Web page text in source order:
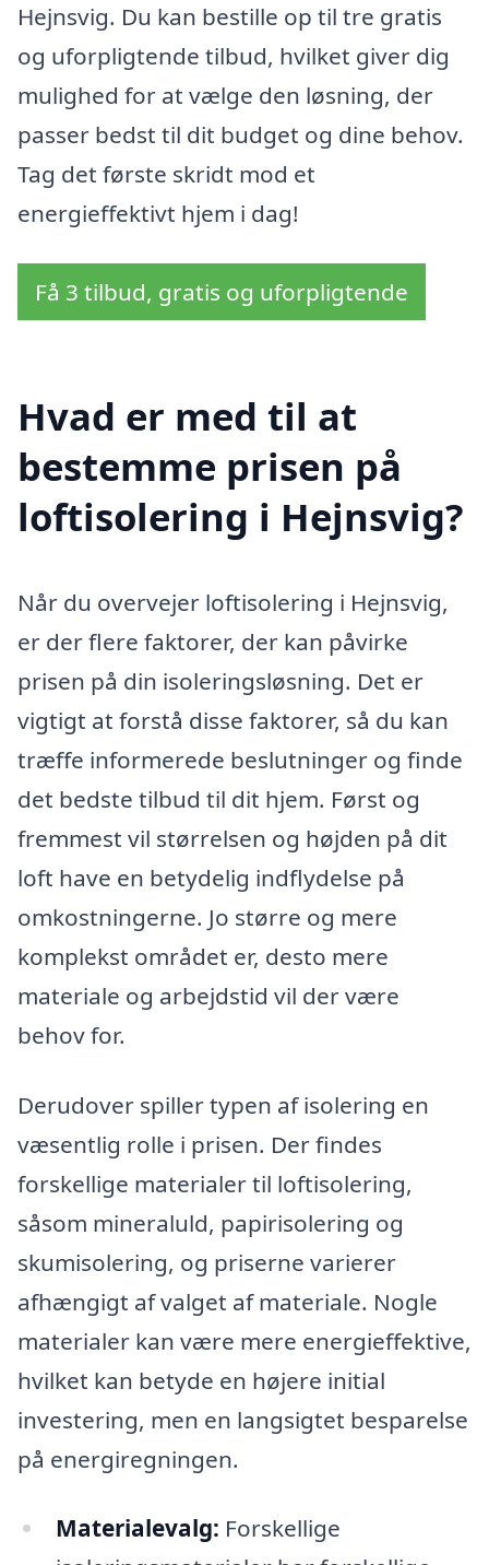
Hejnsvig. Du kan bestille op til tre gratis
og uforpligtende tilbud, hvilket giver dig
mulighed for at vælge den løsning, der
passer bedst til dit budget og dine behov.
Tag det første skridt mod et
energieffektivt hjem i dag!
Få 3 tilbud, gratis og uforpligtende
Hvad er med til at
bestemme prisen på
loftisolering i Hejnsvig?
Når du overvejer loftisolering i Hejnsvig,
er der flere faktorer, der kan påvirke
prisen på din isoleringsløsning. Det er
vigtigt at forstå disse faktorer, så du kan
træffe informerede beslutninger og finde
det bedste tilbud til dit hjem. Først og
fremmest vil størrelsen og højden på dit
loft have en betydelig indflydelse på
omkostningerne. Jo større og mere
komplekst området er, desto mere
materiale og arbejdstid vil der være
behov for.
Derudover spiller typen af isolering en
væsentlig rolle i prisen. Der findes
forskellige materialer til loftisolering,
såsom mineraluld, papirisolering og
skumisolering, og priserne varierer
afhængigt af valget af materiale. Nogle
materialer kan være mere energieffektive,
hvilket kan betyde en højere initial
investering, men en langsigtet besparelse
på energiregningen.
Materialevalg: Forskellige